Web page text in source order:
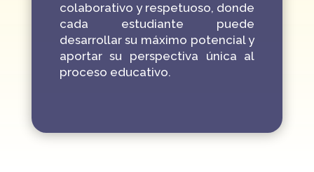
colaborativo y respetuoso, donde
cada estudiante puede
desarrollar su máximo potencial y
aportar su perspectiva única al
proceso educativo.